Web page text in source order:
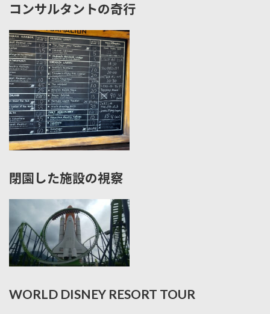
コンサルタントの奇行
閉園した施設の視察
WORLD DISNEY RESORT TOUR